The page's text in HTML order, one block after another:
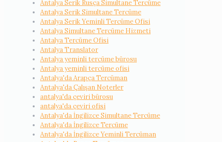
Antalya Serik Rusça Simultane Tercüme
Antalya Serik Simultane Tercüme
Antalya Serik Yeminli Tercüme Ofisi
Antalya Simultane Tercüme Hizmeti
Antalya Tercüme Ofisi
Antalya Translator
Antalya yeminli tercüme bürosu
Antalya yeminli tercüme ofisi
Antalya'da Arapça Tercüman
Antalya'da Çalışan Noterler
antalya'da çeviri bürosu
antalya'da çeviri ofisi
Antalya'da İngilizce Simultane Tercüme
Antalya'da İngilizce Tercüme
Antalya'da İngilizce Yeminli Tercüman